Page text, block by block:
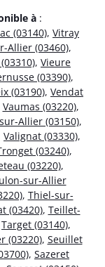
à :
(03140), Vitray
Allier (03460),
, Vieure
(03390),
(03190), Vendat
Vaumas (03220),
Allier (03150),
Valignat (03330),
(03240),
(03220),
sur-Allier
, Thiel-sur-
(03420), Teillet-
Target (03140),
(03220), Seuillet
, Sazeret